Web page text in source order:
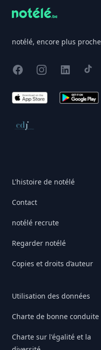
notélé, encore plus proche
FacebookInstagram
X
App Store Google Play
Conseil de déontologie
L'histoire de notélé
Contact
notélé recrute
Regarder notélé
Copies et droits d’auteur
Utilisation des données
Charte de bonne conduite
Charte sur l'égalité et la